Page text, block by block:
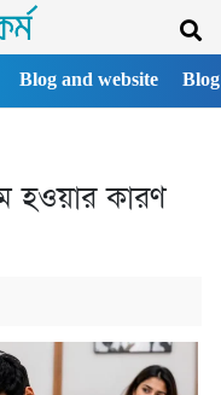
Blog and website
হওয়ার কারণ